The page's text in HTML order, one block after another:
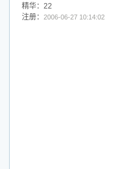
精华：22
注册： 2006-06-27 10:14:02